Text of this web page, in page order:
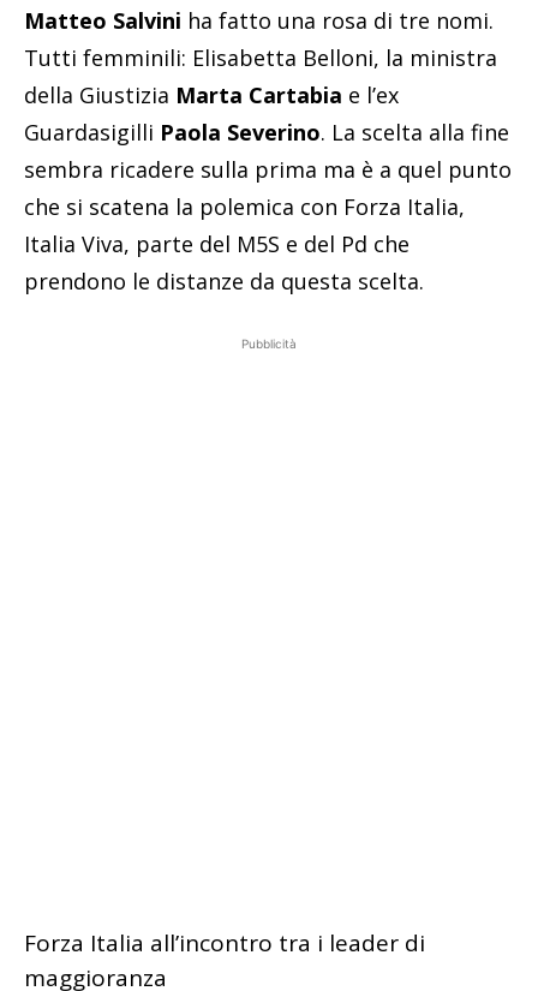
Matteo Salvini ha fatto una rosa di tre nomi.
Tutti femminili: Elisabetta Belloni, la ministra
della Giustizia Marta Cartabia e l’ex
Guardasigilli Paola Severino. La scelta alla fine
sembra ricadere sulla prima ma è a quel punto
che si scatena la polemica con Forza Italia,
Italia Viva, parte del M5S e del Pd che
prendono le distanze da questa scelta.
Pubblicità
Forza Italia all’incontro tra i leader di
maggioranza